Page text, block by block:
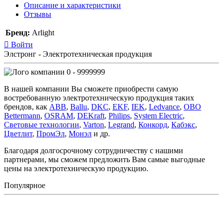
Описание и характеристики
Отзывы
Бренд: Arlight
Войти
Элстронг - Электротехническая продукция
0 - 9999999
В нашей компании Вы сможете приобрести самую
востребованную электротехническую продукция таких
брендов, как ABB, Ballu, DKC, EKF, IEK, Ledvance, OBO
Bettermann, OSRAM, DEKraft, Philips, System Electric,
Световые технологии, Varton, Legrand, Конкорд, Кабэкс,
Цветлит, ПромЭл, Монэл и др.
Благодаря долгосрочному сотрудничеству с нашими
партнерами, мы сможем предложить Вам самые выгодные
цены на электротехническую продукцию.
Популярное